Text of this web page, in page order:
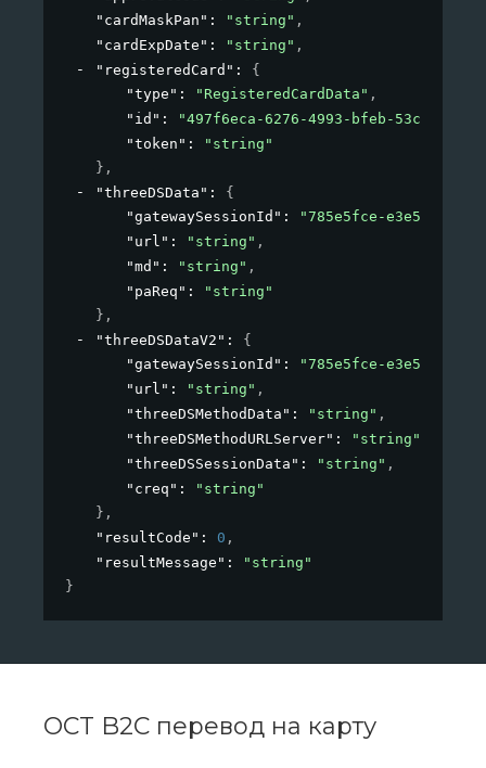
"cardMaskPan" : "string" ,
"cardExpDate" : "string" ,
"registeredCard" : {
"type" : "RegisteredCardData" ,
"id" :
"497f6eca-6276-4993-bfeb-
"token" :
"string"
} ,
"threeDSData" : {
"gatewaySessionId" :
"785e5fce-e3e5-411a-
"url" : "string" ,
"md" : "string" ,
"paReq" :
"string"
} ,
"threeDSDataV2" : {
"gatewaySessionId" :
"785e5fce-e3e5-411a-
"url" : "string" ,
"threeDSMethodData" : "string" ,
"threeDSMethodURLServer" : "string"
"threeDSSessionData" : "string" ,
"creq" :
"string"
} ,
"resultCode" : 0 ,
"resultMessage" :
"string"
}
OCT B2C перевод на карту